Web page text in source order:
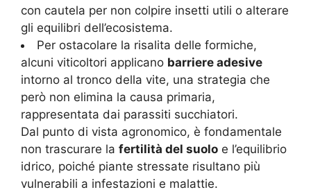
con cautela per non colpire insetti utili o alterare
gli equilibri dell’ecosistema.
Per ostacolare la risalita delle formiche,
alcuni viticoltori applicano barriere adesive
intorno al tronco della vite, una strategia che
però non elimina la causa primaria,
rappresentata dai parassiti succhiatori.
Dal punto di vista agronomico, è fondamentale
non trascurare la fertilità del suolo e l’equilibrio
idrico, poiché piante stressate risultano più
vulnerabili a infestazioni e malattie.